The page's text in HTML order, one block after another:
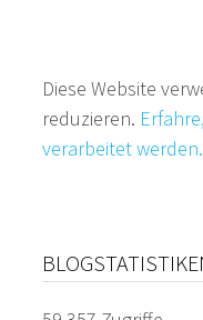
Diese Website
reduzieren.
verarbeitet werden.